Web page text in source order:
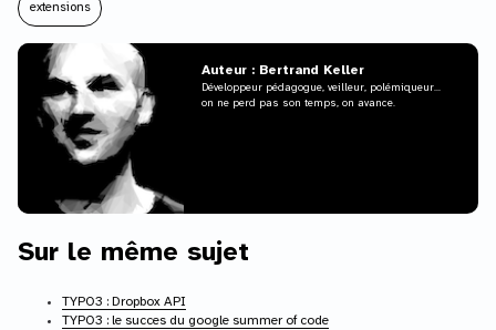
extensions
Auteur : Bertrand Keller
Développeur pédagogue, veilleur, polémiqueur...
on ne perd pas son temps, on avance.
Sur le même sujet
TYPO3 : Dropbox API
TYPO3 : le succes du google summer of code